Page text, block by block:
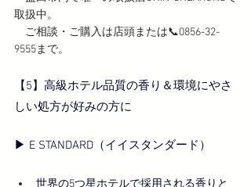
取扱中。
ご相談・ご購入は店頭または📞0856-32-
9555まで。
【5】高級ホテル品質の香り＆環境にやさ
しい処方が好みの方に
▶︎ E STANDARD（イイスタンダード）
世界の5つ星ホテルで採用される香りと